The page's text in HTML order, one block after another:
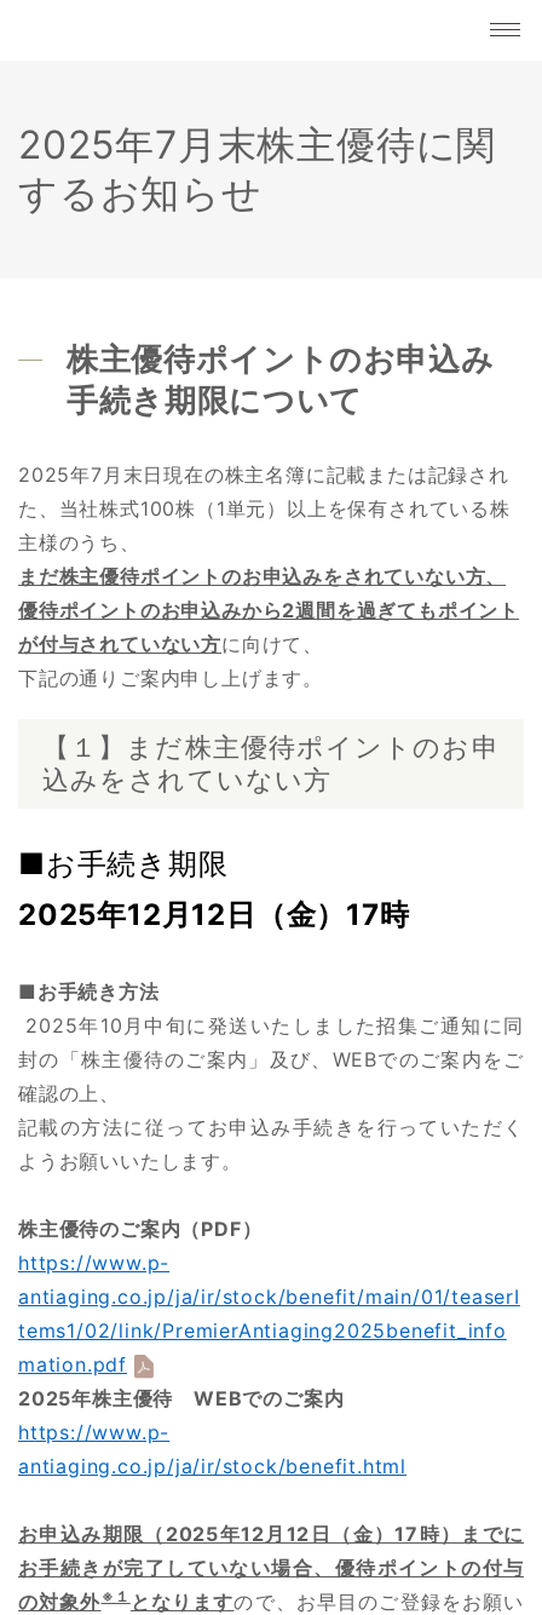
2025年7月末株主優待に関
するお知らせ
株主優待ポイントのお申込み
手続き期限について
2025年7月末日現在の株主名簿に記載または記録され
た、当社株式100株（1単元）以上を保有されている株
主様のうち、
まだ株主優待ポイントのお申込みをされていない方、
優待ポイントのお申込みから2週間を過ぎてもポイント
が付与されていない方に向けて、
下記の通りご案内申し上げます。
【１】まだ株主優待ポイントのお申
込みをされていない方
■お手続き期限
2025年12月12日（金）17時
■お手続き方法
2025年10月中旬に発送いたしました招集ご通知に同
封の 「株主優待のご案内」及び、WEBでのご案内をご
確認の上、
記載の方法に従ってお申込み手続きを行っていただく
ようお願いいたします。
株主優待のご案内（PDF）
https://www.p-
antiaging.co.jp/ja/ir/stock/benefit/main/01/teaserI
tems1/02/link/PremierAntiaging2025benefit_info
mation.pdf
2025年株主優待 WEBでのご案内
https://www.p-
antiaging.co.jp/ja/ir/stock/benefit.html
お申込み期限（2025年12月12日（金）17時）までに
お手続きが完了していない場合、優待ポイントの付与
の対象外※１となりますので、お早目のご登録をお願い